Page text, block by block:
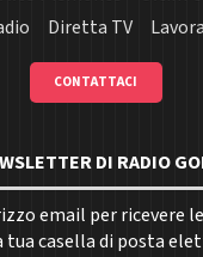
Diretta TV
CONTATTACI
DI RADIO
email per ricevere le
casella di posta